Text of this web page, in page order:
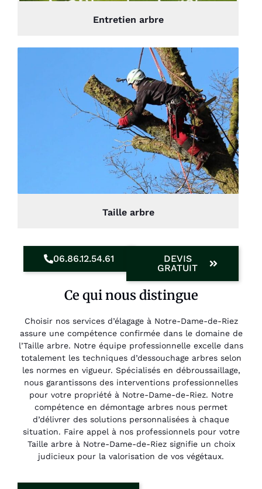
Entretien arbre
Taille arbre
06.86.12.54.61
DEVIS
GRATUIT
Ce qui nous distingue
Choisir nos services d’élagage à Notre-Dame-de-Riez
assure une compétence confirmée dans le domaine de
l’Taille arbre. Notre équipe professionnelle excelle dans
totalement les techniques d’dessouchage arbres selon
les normes en vigueur. Spécialisés en débroussaillage,
nous garantissons des interventions professionnelles
pour votre propriété à Notre-Dame-de-Riez. Notre
compétence en démontage arbres nous permet
d’délivrer des solutions personnalisées à chaque
situation. Faire appel à nos professionnels pour votre
Taille arbre à Notre-Dame-de-Riez signifie un choix
judicieux pour la valorisation de vos végétaux.